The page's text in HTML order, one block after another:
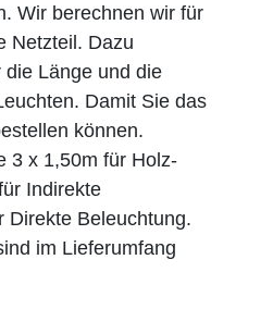
Wir berechnen wir für
Netzteil. Dazu
Länge und die
Damit Sie das
können.
3 x 1,50m für Holz-
Indirekte
Direkte Beleuchtung.
im Lieferumfang